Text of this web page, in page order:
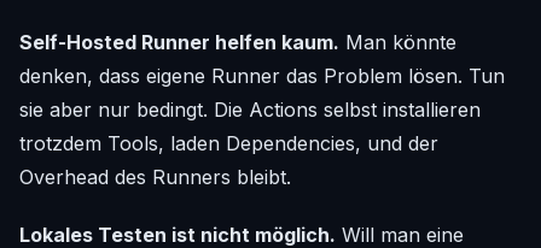
Self-Hosted Runner helfen kaum. Man könnte
denken, dass eigene Runner das Problem lösen. Tun
sie aber nur bedingt. Die Actions selbst installieren
trotzdem Tools, laden Dependencies, und der
Overhead des Runners bleibt.
Lokales Testen ist nicht möglich. Will man eine